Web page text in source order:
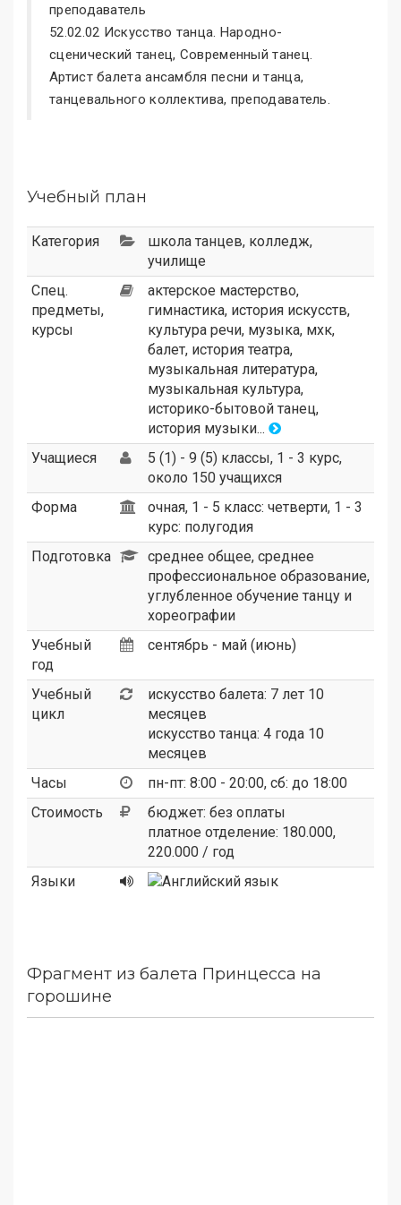
преподаватель
52.02.02 Искусство танца. Народно-
сценический танец, Современный танец.
Артист балета ансамбля песни и танца,
танцевального коллектива, преподаватель.
Учебный план
Категория школа танцев, колледж,
училище
Спец.
предметы,
курсы
актерское мастерство,
гимнастика, история искусств,
культура речи, музыка, мхк,
балет, история театра,
музыкальная литература,
музыкальная культура,
историко-бытовой танец,
история музыки...
Учащиеся
5 (1) - 9 (5) классы, 1 - 3 курс,
около 150 учащихся
Форма
очная, 1 - 5 класс: четверти, 1 - 3
курс: полугодия
Подготовка
среднее общее, среднее
профессиональное образование,
углубленное обучение танцу и
хореографии
Учебный
год
сентябрь - май (июнь)
Учебный
цикл
искусство балета: 7 лет 10
месяцев
искусство танца: 4 года 10
месяцев
Часы
пн-пт: 8:00 - 20:00, сб: до 18:00
Стоимость
бюджет: без оплаты
платное отделение: 180.000,
220.000 / год
Языки
Фрагмент из балета Принцесса на
горошине